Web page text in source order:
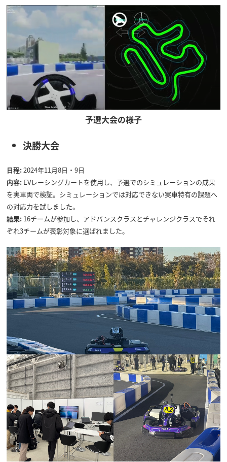
予選大会の様子
決勝大会
日程:2024年11月8日・9日
内容: EVレーシングカートを使用し、予選でのシミュレーションの成果
を実車両で検証。シミュレーションでは対応できない実車特有の課題へ
の対応力を試しました。
結果: 16チームが参加し、アドバンスクラスとチャレンジクラスでそれ
ぞれ3チームが表彰対象に選ばれました。